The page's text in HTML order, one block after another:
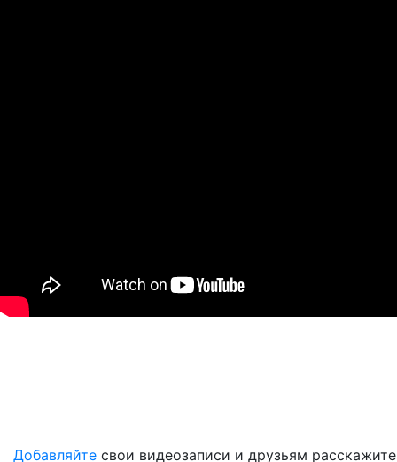
Добавляйте свои видеозаписи и друзьям